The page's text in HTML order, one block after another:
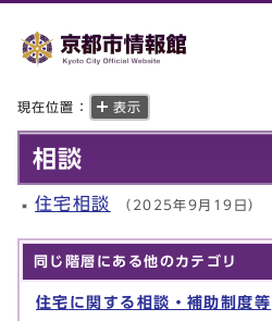
現在位置： 表示
相談
住宅相談 （2025年9月19日）
同じ階層にある他のカテゴリ
住宅に関する相談・補助制度等